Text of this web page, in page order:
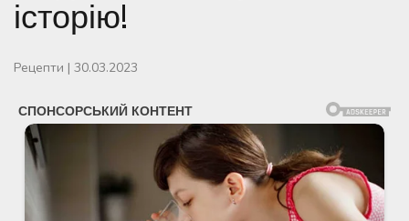
історію!
Рецепти | 30.03.2023